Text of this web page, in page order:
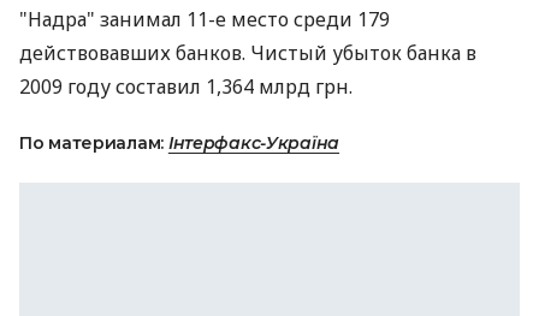
"Надра" занимал 11-е место среди 179
действовавших банков. Чистый убыток банка в
2009 году составил 1,364 млрд грн.
По материалам: Інтерфакс-Україна